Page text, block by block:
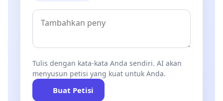
Tulis dengan kata-kata Anda sendiri. AI akan
menyusun petisi yang kuat untuk Anda.
Buat Petisi